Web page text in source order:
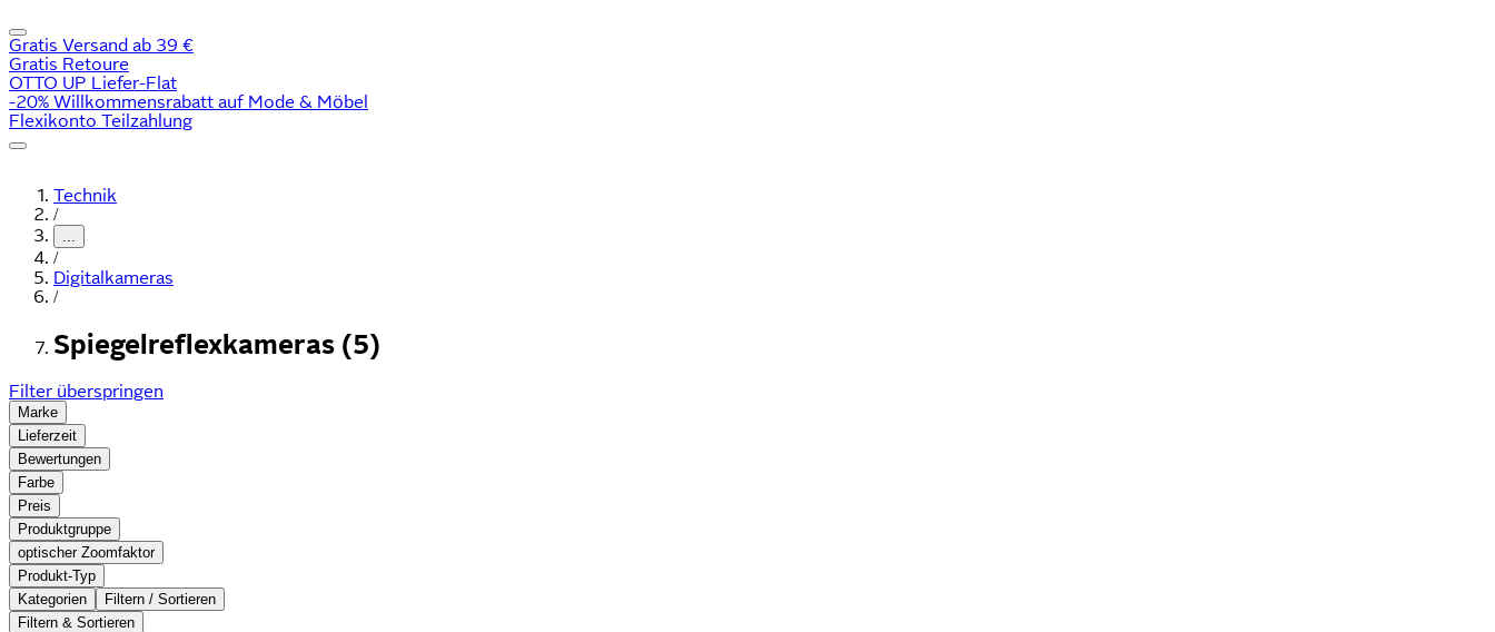
Gratis Versand ab 39 €
Gratis Retoure
OTTO UP Liefer-Flat
-20% Willkommensrabatt auf Mode & Möbel
Flexikonto Teilzahlung
Technik
/
...
/
Digitalkameras
/
Spiegelreflexkameras (5)
Filter überspringen
Marke
Lieferzeit
Bewertungen
Farbe
Preis
Produktgruppe
optischer Zoomfaktor
Produkt-Typ
Kategorien
Filtern / Sortieren
Filtern & Sortieren